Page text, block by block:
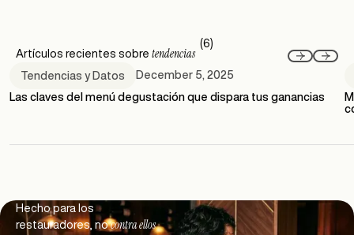
Artículos recientes sobre tendencias
(6)
Tendencias y Datos
December 5, 2025
Las claves del menú degustación que dispara tus ganancias
Footer
Hecho para los
restauradores, nocontra ellos